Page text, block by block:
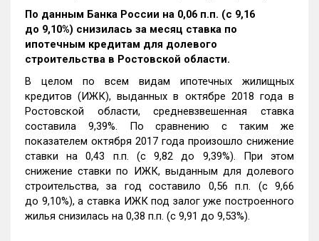
По данным Банка России на 0,06 п.п. (с 9,16
до 9,10%) снизилась за месяц ставка по
ипотечным кредитам для долевого
строительства в Ростовской области.
В целом по всем видам ипотечных жилищных
кредитов (ИЖК), выданных в октябре 2018 года в
Ростовской области, средневзвешенная ставка
составила 9,39%. По сравнению с таким же
показателем октября 2017 года произошло снижение
ставки на 0,43 п.п. (с 9,82 до 9,39%). При этом
снижение ставки по ИЖК, выданным для долевого
строительства, за год составило 0,56 п.п. (с 9,66
до 9,10%), а ставка ИЖК под залог уже построенного
жилья снизилась на 0,38 п.п. (с 9,91 до 9,53%).